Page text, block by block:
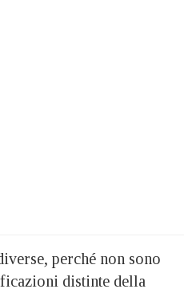
perché non sono
distinte della